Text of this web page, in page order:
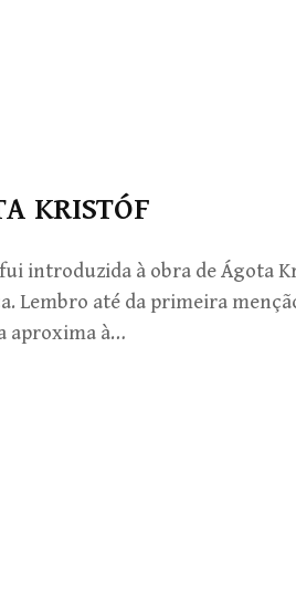
KRISTÓF
introduzida à obra de Ágota
Lembro até da primeira
aproxima à…